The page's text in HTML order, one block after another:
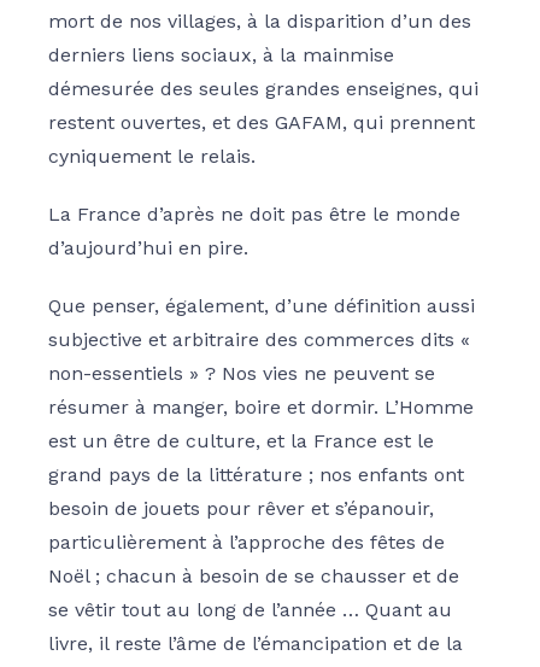
mort de nos villages, à la disparition d’un des
derniers liens sociaux, à la mainmise
démesurée des seules grandes enseignes, qui
restent ouvertes, et des GAFAM, qui prennent
cyniquement le relais.
La France d’après ne doit pas être le monde
d’aujourd’hui en pire.
Que penser, également, d’une définition aussi
subjective et arbitraire des commerces dits «
non-essentiels » ? Nos vies ne peuvent se
résumer à manger, boire et dormir. L’Homme
est un être de culture, et la France est le
grand pays de la littérature ; nos enfants ont
besoin de jouets pour rêver et s’épanouir,
particulièrement à l’approche des fêtes de
Noël ; chacun à besoin de se chausser et de
se vêtir tout au long de l’année … Quant au
livre, il reste l’âme de l’émancipation et de la